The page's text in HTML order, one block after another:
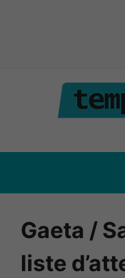
contenuto
Gaeta /
liste